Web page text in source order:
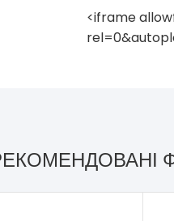
<iframe